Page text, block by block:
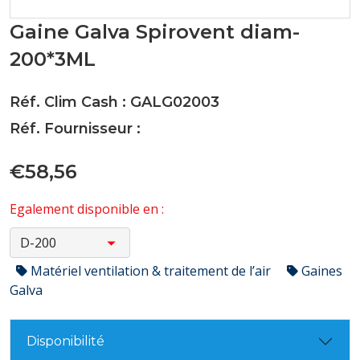
Gaine Galva Spirovent diam-
200*3ML
Réf. Clim Cash : GALG02003
Réf. Fournisseur :
€58,56
Egalement disponible en :
Matériel ventilation & traitement de l’air
Gaines
Galva
Disponibilité